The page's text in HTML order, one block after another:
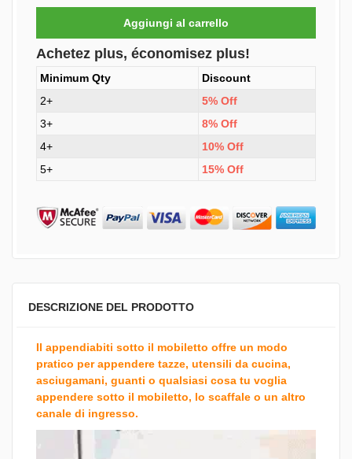
Achetez plus, économisez plus!
Minimum Qty
Discount
2+
5% Off
3+
8% Off
4+
10% Off
5+
15% Off
DESCRIZIONE DEL PRODOTTO
Il appendiabiti sotto il mobiletto offre un modo
pratico per appendere tazze, utensili da cucina,
asciugamani, guanti o qualsiasi cosa tu voglia
appendere sotto il mobiletto, lo scaffale o un altro
canale di ingresso.